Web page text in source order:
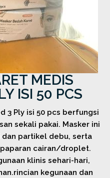
MEDIS
ISI 50 PCS
3 Ply isi 50 pcs berfungsi
sekali pakai. Masker ini
partikel debu, serta
cairan/droplet.
klinis sehari-hari,
kegunaan dan